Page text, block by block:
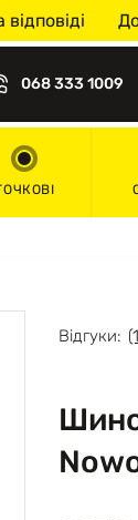
068 333 1009
Відгуки: